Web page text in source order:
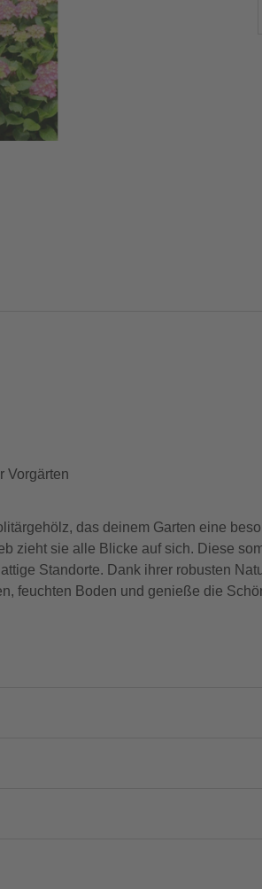
Vorgärten
das deinem Garten eine
zieht sie alle Blicke auf sich. Diese
Standorte. Dank ihrer robusten
feuchten Boden und genieße die